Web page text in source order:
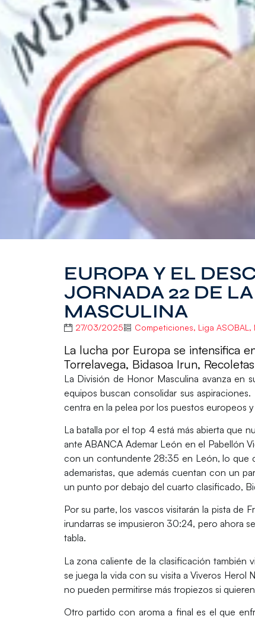
EUROPA Y EL
JORNADA 22 DE
MASCULINA
27/03/2025 Competiciones, Liga ASOBAL ,
La lucha por Europa se intensifica
Torrelavega, Bidasoa Irun,
La División de Honor Masculina avanza en
equipos buscan consolidar sus aspiraciones.
centra en la pelea por los puestos europeos
La batalla por eltop 4está más abierta que
anteABANCA Ademar León en el Pabellón
con un contundente 28:35 en León, lo que
ademaristas, que además cuentan con un
un punto por debajo del cuarto clasificado,
Por su parte, los vascos visitarán la pista de
irundarras se impusieron 30:24, pero ahora
tabla.
La zona caliente de la clasificación también
se juega la vida con su visita aViveros Herol
no pueden permitirse más tropiezos si
Otro partido con aroma a final es el que